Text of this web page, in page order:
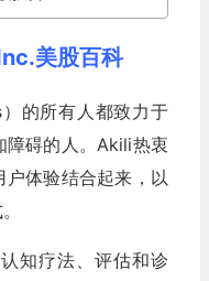
美股百科
的所有人都致力于
障碍的人。Akili热衷
体验结合起来，以
知疗法、评估和诊